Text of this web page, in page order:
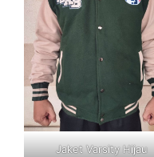
Jaket Varsity Hijau